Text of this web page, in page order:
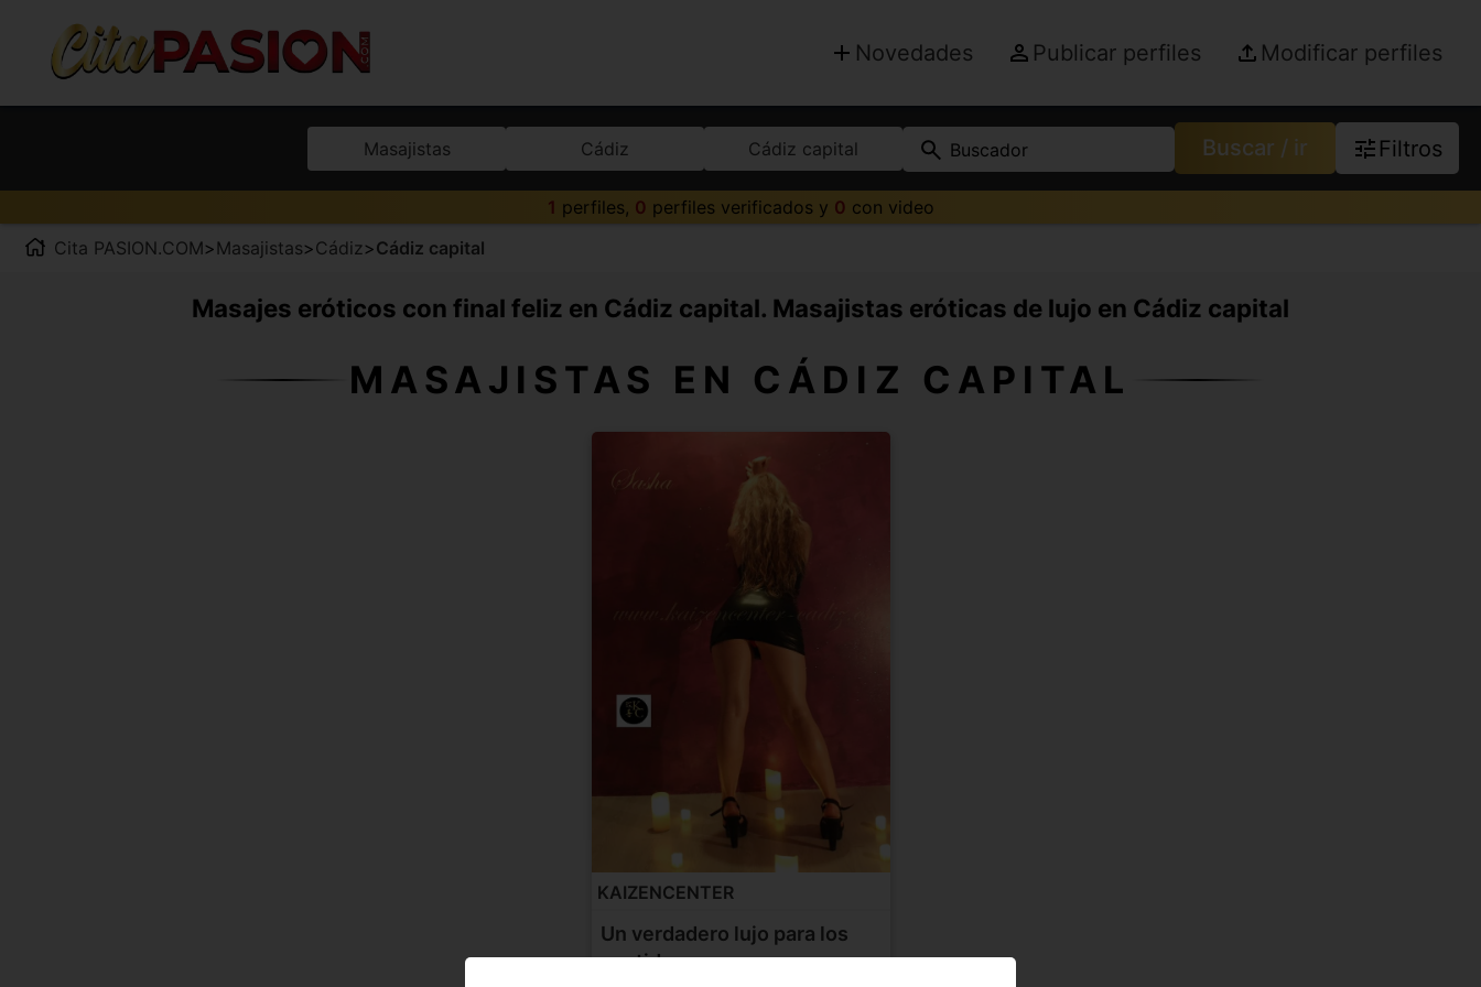
Novedades Publicar perfiles Modificar perfiles
Masajistas Cádiz Cádiz capital Buscador Buscar / ir Filtros
1 perfiles, 0 perfiles verificados y 0 con video
Cita PASION.COM>Masajistas>Cádiz>Cádiz capital
Masajes eróticos con final feliz en Cádiz capital. Masajistas eróticas de lujo en Cádiz capital
MASAJISTAS EN CÁDIZ CAPITAL
KAIZENCENTER
Un verdadero lujo para los
sentidos.